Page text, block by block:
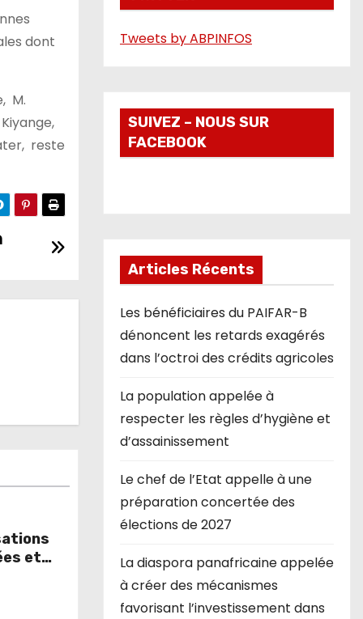
dont
M.
reste
et
o
Tweets by ABPINFOS
SUIVEZ – NOUS SUR
FACEBOOK
Articles Récents
Les bénéficiaires du PAIFAR-B
dénoncent les retards exagérés
dans l’octroi des crédits agricoles
La population appelée à
respecter les règles d’hygiène et
d’assainissement
Le chef de l’Etat appelle à une
préparation concertée des
élections de 2027
La diaspora panafricaine appelée
à créer des mécanismes
favorisant l’investissement dans